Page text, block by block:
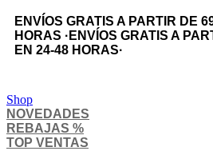
ENVÍOS GRATIS A PARTIR DE
HORAS · ENVÍOS GRATIS A
EN 24-48 HORAS·
Shop
NOVEDADES
REBAJAS %
TOP VENTAS